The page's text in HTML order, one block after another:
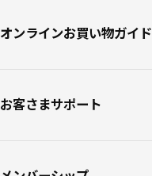
オンラインお買い物ガイド
お客さまサポート